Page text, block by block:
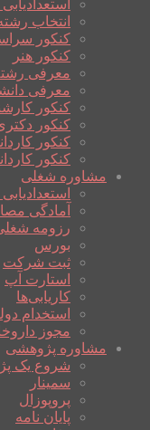
انتخاب
کنکور
کنکور هنر
معرفی
معرفی
کنکور
کنکور
کنکور
کنکور
مشاوره شغلی
آمادگی
رزومه
بورس
ثبت شرکت
استارت آپ
کاریابی‌ها
استخدام
مجوز
مشاوره پژوهشی
شروع یک
سمینار
پروپوزال
پایان نامه